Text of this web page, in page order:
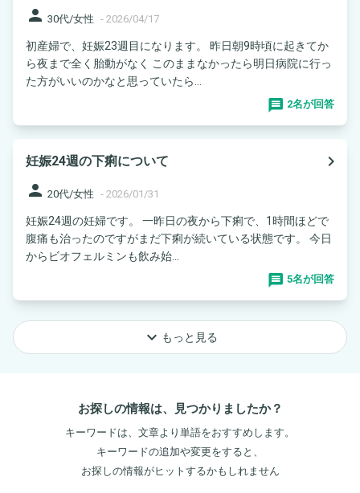
person 30代/女性 - 2026/04/17
初産婦で、妊娠23週目になります。 昨日朝9時頃に起きてか
ら夜まで全く胎動がなく このままなかったら明日病院に行っ
た方がいいのかなと思っていたら...
2名が回答
妊娠24週の下痢について
navigate_next
person 20代/女性 - 2026/01/31
妊娠24週の妊婦です。 一昨日の夜から下痢で、1時間ほどで
腹痛も治ったのですがまだ下痢が続いている状態です。 今日
からビオフェルミンも飲み始...
5名が回答
keyboard_arrow_down もっと見る
お探しの情報は、見つかりましたか？
キーワードは、文章より単語をおすすめします。
キーワードの追加や変更をすると、
お探しの情報がヒットするかもしれません